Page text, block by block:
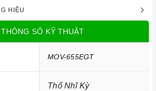
MOV-655EGT có dung tích lớn
biến được số lượng lớn thực phẩm.
động lên đến 2500 W, sẽ giúp lò nóng
đó món ăn sẽ được nướng chín nhanh
HIỆU
THÔNG SỐ KỸ THUẬT
MOV-655EGT
Thổ Nhĩ Kỳ